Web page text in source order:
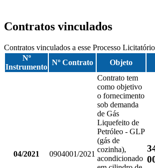
Contratos vinculados
Contratos vinculados a esse Processo Licitatório
Nº
Instrumento
Nº Contrato Objeto
04/2021 0904001/2021
Contrato tem
como objetivo
o fornecimento
sob demanda
de Gás
Liquefeito de
Petróleo - GLP
(gás de
cozinha),
acondicionado